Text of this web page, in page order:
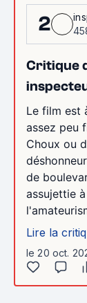
2
Critique
Le film est
assez peu
Choux ou
de
assujettie
Lire la
le 20 oct.